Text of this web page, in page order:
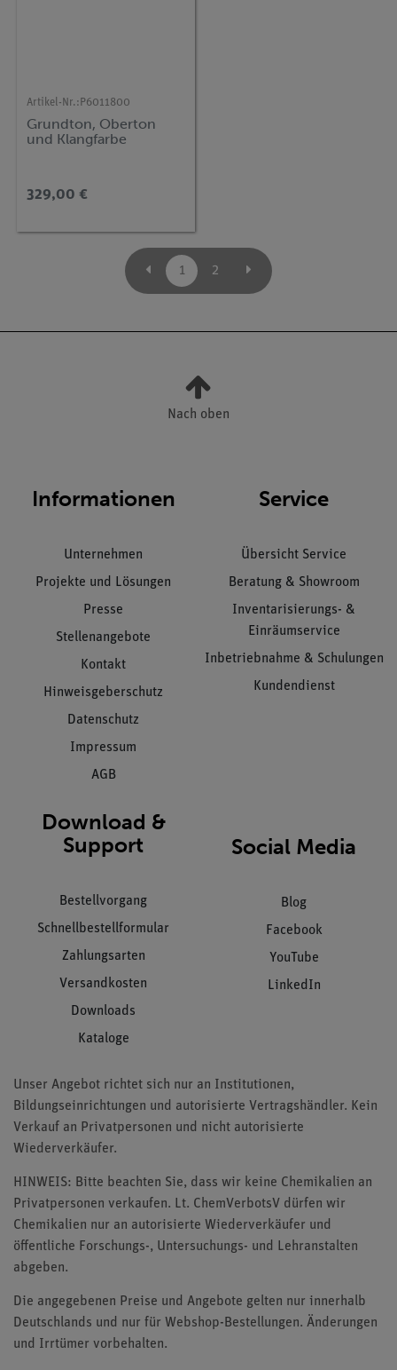
Artikel-Nr.: P6011800
Grundton, Oberton
und Klangfarbe
329,00 €
1 2
Nach oben
Informationen
Unternehmen
Projekte und Lösungen
Presse
Stellenangebote
Kontakt
Hinweisgeberschutz
Datenschutz
Impressum
AGB
Service
Übersicht Service
Beratung & Showroom
Inventarisierungs- &
Einräumservice
Inbetriebnahme & Schulungen
Kundendienst
Download &
Support
Bestellvorgang
Schnellbestellformular
Zahlungsarten
Versandkosten
Downloads
Kataloge
Social Media
Blog
Facebook
YouTube
LinkedIn
Unser Angebot richtet sich nur an Institutionen,
Bildungseinrichtungen und autorisierte Vertragshändler. Kein
Verkauf an Privatpersonen und nicht autorisierte
Wiederverkäufer.
HINWEIS: Bitte beachten Sie, dass wir keine Chemikalien an
Privatpersonen verkaufen. Lt. ChemVerbotsV dürfen wir
Chemikalien nur an autorisierte Wiederverkäufer und
öffentliche Forschungs-, Untersuchungs- und Lehranstalten
abgeben.
Die angegebenen Preise und Angebote gelten nur innerhalb
Deutschlands und nur für Webshop-Bestellungen. Änderungen
und Irrtümer vorbehalten.